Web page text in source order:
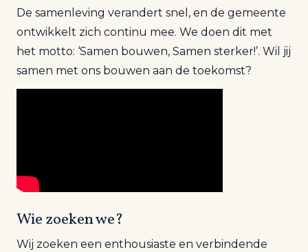
De samenleving verandert snel, en de gemeente
ontwikkelt zich continu mee. We doen dit met
het motto: ‘Samen bouwen, Samen sterker!’. Wil jij
samen met ons bouwen aan de toekomst?
Wie zoeken we?
Wij zoeken een enthousiaste en verbindende